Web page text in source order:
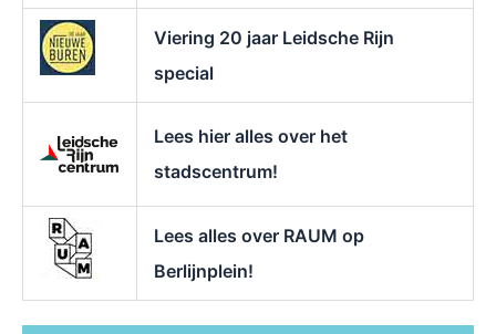
Viering 20 jaar Leidsche Rijn
special
Lees hier alles over het
stadscentrum!
Lees alles over RAUM op
Berlijnplein!